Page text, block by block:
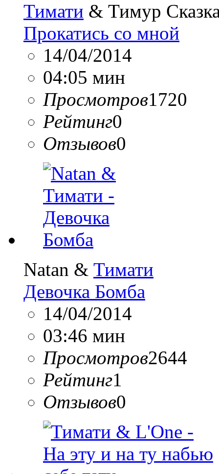
Тимати & Тимур
Прокатись со мной
14/04/2014
04:05 мин
Просмотров1720
Рейтинг0
Отзывов0
Natan & Тимати
Девочка Бомба
14/04/2014
03:46 мин
Просмотров2644
Рейтинг1
Отзывов0